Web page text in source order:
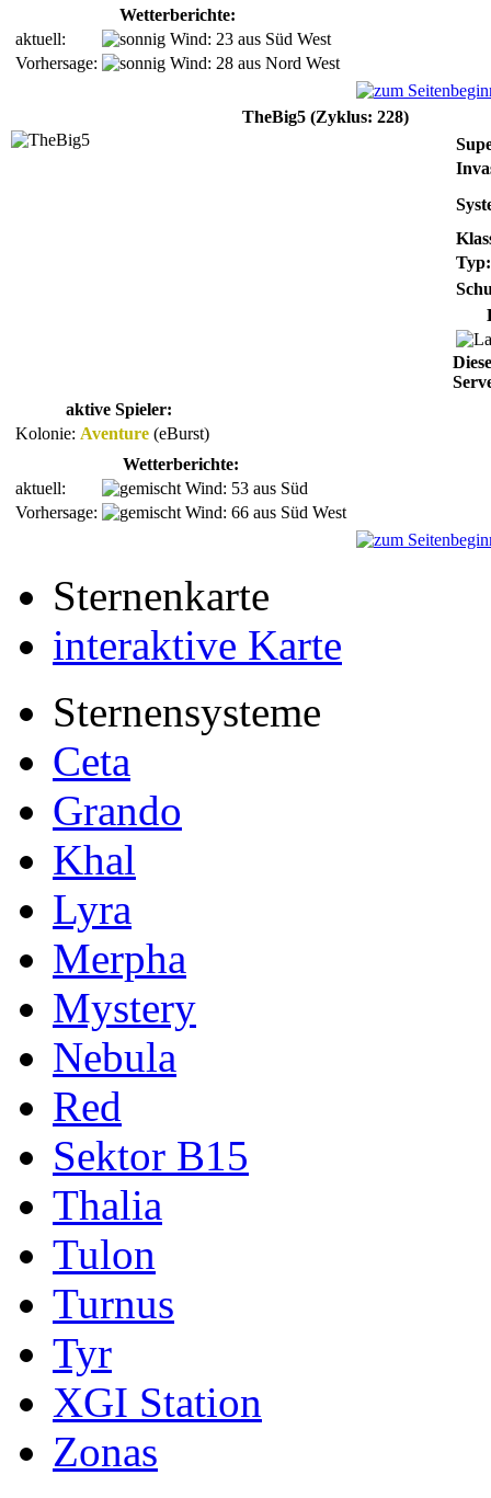
Wetterberichte:
aktuell:
Wind: 23 aus Süd West
Vorhersage:
Wind: 28 aus Nord West
TheBig5 (Zyklus: 228)
Typ:
aktive Spieler:
Kolonie: Aventure (eBurst)
Wetterberichte:
aktuell:
Wind: 53 aus Süd
Vorhersage:
Wind: 66 aus Süd West
Sternenkarte
interaktive Karte
Sternensysteme
Ceta
Grando
Khal
Lyra
Merpha
Mystery
Nebula
Red
Sektor B15
Thalia
Tulon
Turnus
Tyr
XGI Station
Zonas